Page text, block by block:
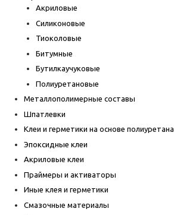
Акриловые
Силиконовые
Тиоколовые
Битумные
Бутилкаучуковые
Полиуретановые
Металлополимерные составы
Шпатлевки
Клеи и герметики на основе полиуретана
Эпоксидные клеи
Акриловые клеи
Праймеры и активаторы
Иные клея и герметики
Смазочные материалы